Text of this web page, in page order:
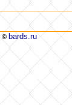
© bards.ru